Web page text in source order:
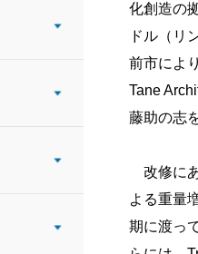
化創造の
ドル（リ
前市によ
Tane
藤助の志
改修に
よる重量
期に渡っ